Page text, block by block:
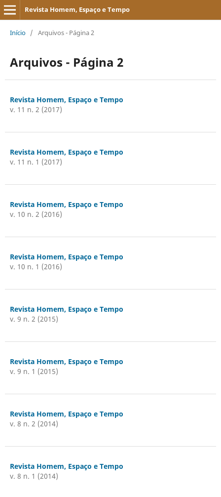
Revista Homem, Espaço e Tempo
Início / Arquivos - Página 2
Arquivos - Página 2
Revista Homem, Espaço e Tempo
v. 11 n. 2 (2017)
Revista Homem, Espaço e Tempo
v. 11 n. 1 (2017)
Revista Homem, Espaço e Tempo
v. 10 n. 2 (2016)
Revista Homem, Espaço e Tempo
v. 10 n. 1 (2016)
Revista Homem, Espaço e Tempo
v. 9 n. 2 (2015)
Revista Homem, Espaço e Tempo
v. 9 n. 1 (2015)
Revista Homem, Espaço e Tempo
v. 8 n. 2 (2014)
Revista Homem, Espaço e Tempo
v. 8 n. 1 (2014)